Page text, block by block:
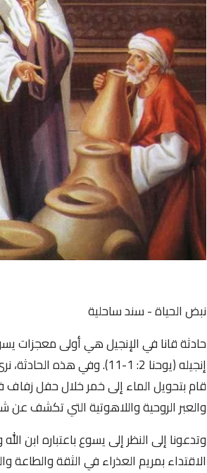
نبض الحياة - سند ساحلية
حادثة قانا في الإنجيل هي أولى معجزات
إنجيله
(يوحنا 2: 1-11). وفي هذه
قام بتحويل الماء إلى خمر خلال حفل زفاف
والعبر الروحية واللاهوتية التي تكشف عن
وتدعونا إلى النظر إلى يسوع باعتباره ابن
الاقتداء بمريم العذراء في الثقة والطاعة